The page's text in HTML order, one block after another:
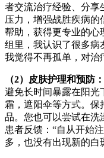
者交流治疗经验、分享
压力，增强战胜疾病的
帮助，获得更专业的心
组里，我认识了很多病
我觉得不再孤单，对治
（2）皮肤护理和预防：
避免长时间暴露在阳光
霜，遮阳伞等方式。保
品。您也可以尝试在洗
患者反馈：“自从开始
多，也没有出现新的白